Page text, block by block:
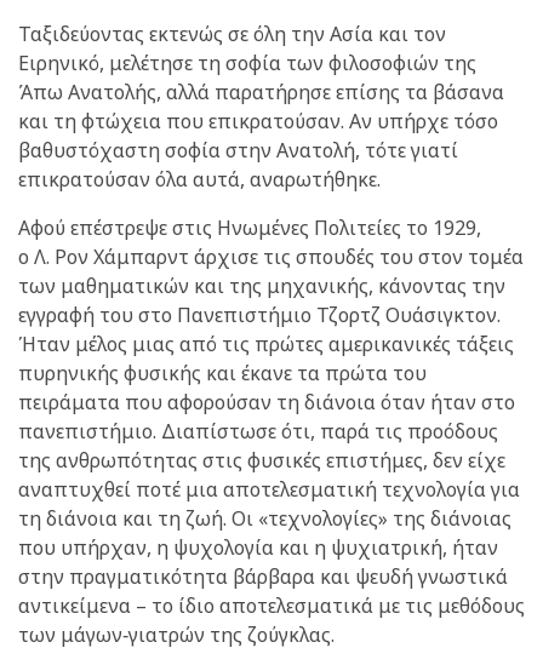
Ταξιδεύοντας εκτενώς σε όλη την Ασία και τον
Ειρηνικό, μελέτησε τη σοφία των φιλοσοφιών της
Άπω Ανατολής, αλλά παρατήρησε επίσης τα βάσανα
και τη φτώχεια που επικρατούσαν. Αν υπήρχε τόσο
βαθυστόχαστη σοφία στην Ανατολή, τότε γιατί
επικρατούσαν όλα αυτά, αναρωτήθηκε.
Αφού επέστρεψε στις Ηνωμένες Πολιτείες το 1929,
ο Λ. Ρον Χάμπαρντ άρχισε τις σπουδές του στον τομέα
των μαθηματικών και της μηχανικής, κάνοντας την
εγγραφή του στο Πανεπιστήμιο Τζορτζ Ουάσιγκτον.
Ήταν μέλος μιας από τις πρώτες αμερικανικές τάξεις
πυρηνικής φυσικής και έκανε τα πρώτα του
πειράματα που αφορούσαν τη διάνοια όταν ήταν στο
πανεπιστήμιο. Διαπίστωσε ότι, παρά τις προόδους
της ανθρωπότητας στις φυσικές επιστήμες, δεν είχε
αναπτυχθεί ποτέ μια αποτελεσματική τεχνολογία για
τη διάνοια και τη ζωή. Οι «τεχνολογίες» της διάνοιας
που υπήρχαν, η ψυχολογία και η ψυχιατρική, ήταν
στην πραγματικότητα βάρβαρα και ψευδή γνωστικά
αντικείμενα – το ίδιο αποτελεσματικά με τις μεθόδους
των μάγων‑γιατρών της ζούγκλας.